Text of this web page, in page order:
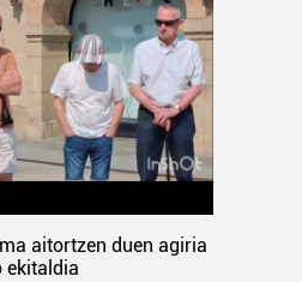
aitortzen duen agiria
ekitaldia